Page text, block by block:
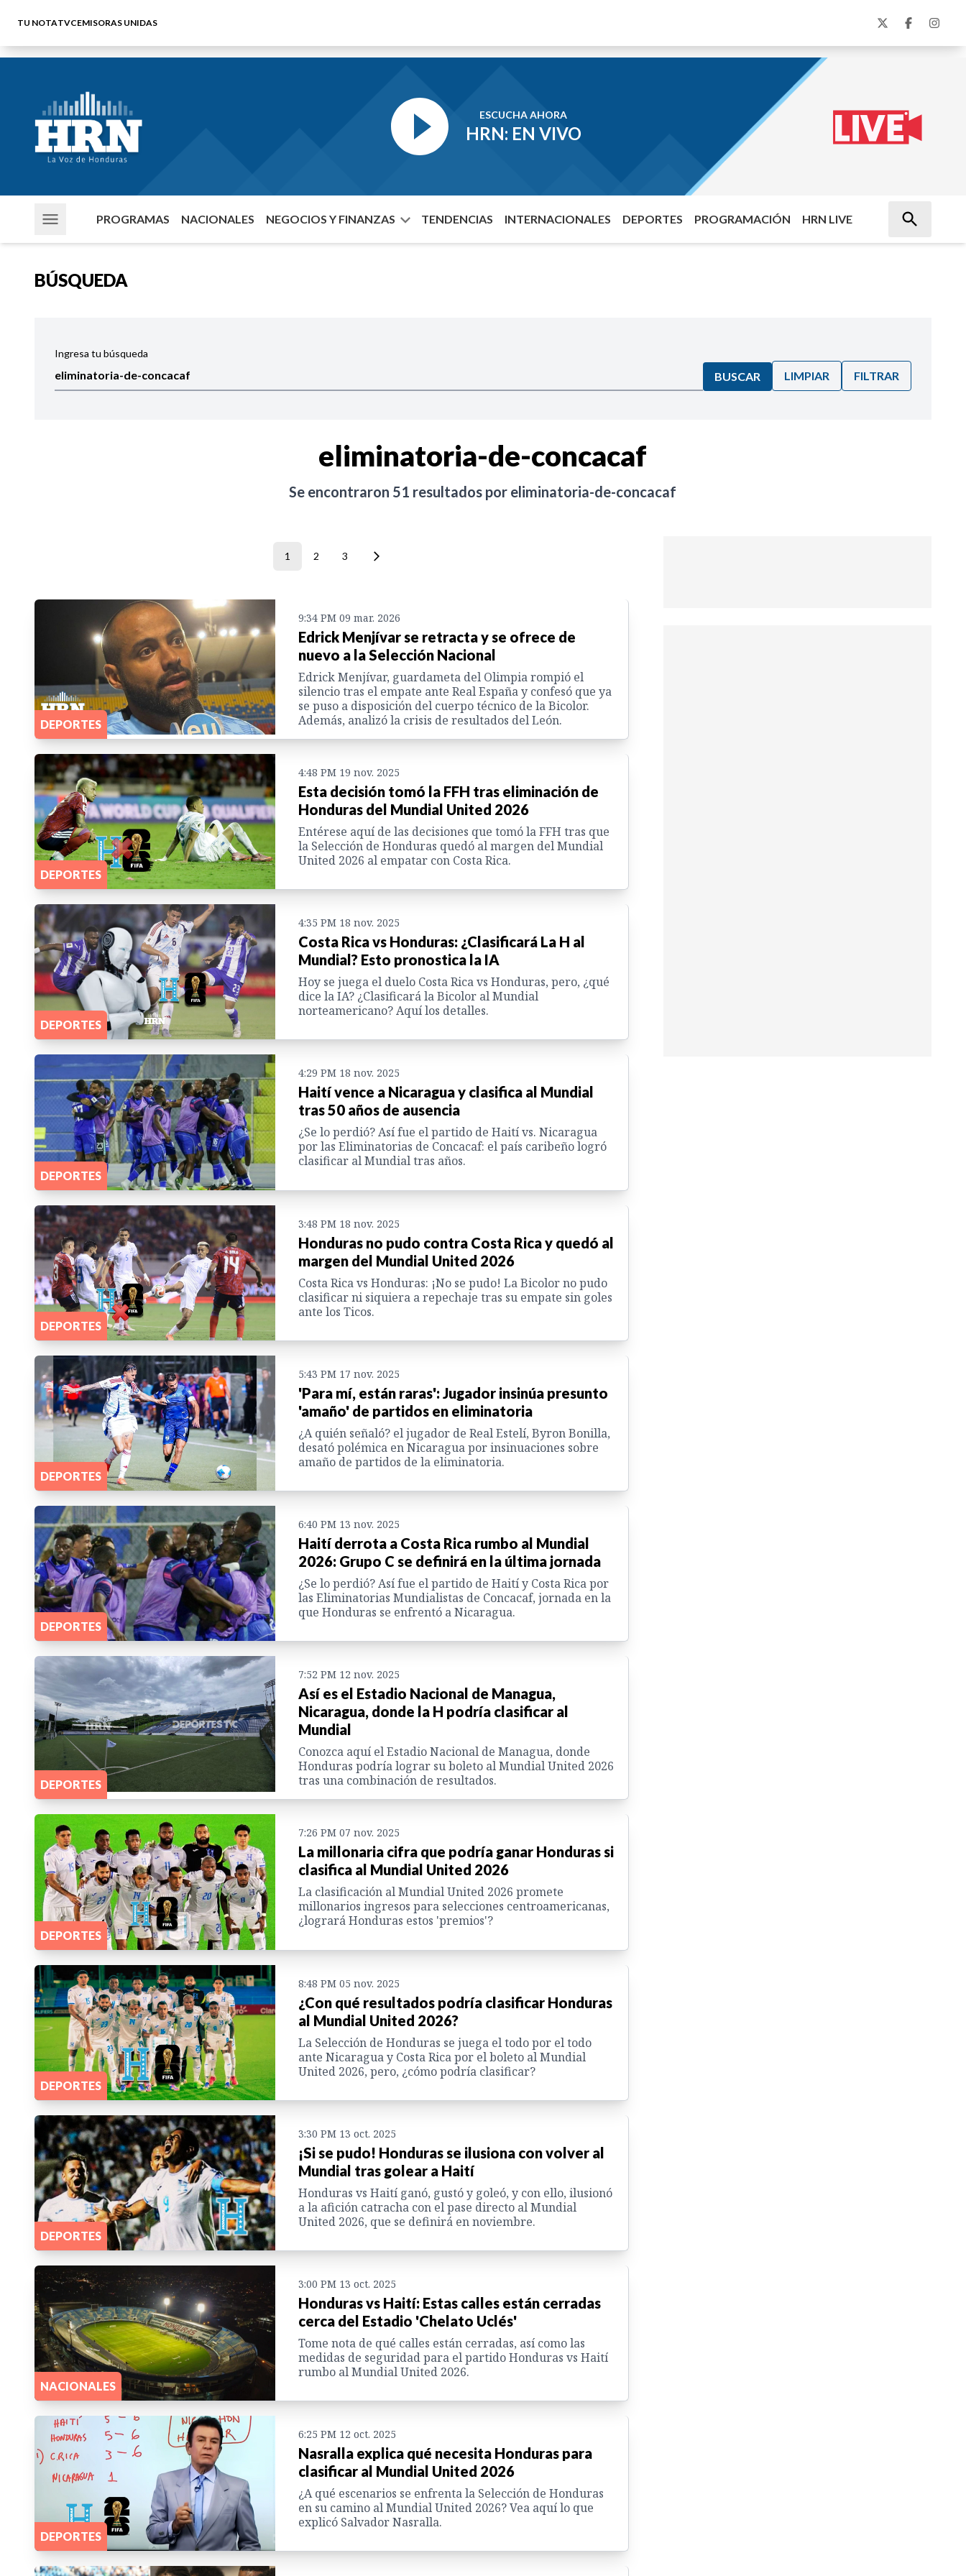
TU NOTATVCEMISORAS UNIDAS
ESCUCHA AHORA
HRN: EN VIVO
PROGRAMAS NACIONALES NEGOCIOS Y FINANZAS TENDENCIAS INTERNACIONALES DEPORTES PROGRAMACIÓN HRN LIVE
BÚSQUEDA
Ingresa tu búsqueda
BUSCAR LIMPIAR FILTRAR
eliminatoria-de-concacaf
Se encontraron 51 resultados por eliminatoria-de-concacaf
1 2 3
DEPORTES
9:34 PM 09 mar. 2026
Edrick Menjívar se retracta y se ofrece de
nuevo a la Selección Nacional
Edrick Menjívar, guardameta del Olimpia rompió el
silencio tras el empate ante Real España y confesó que ya
se puso a disposición del cuerpo técnico de la Bicolor.
Además, analizó la crisis de resultados del León.
DEPORTES
4:48 PM 19 nov. 2025
Esta decisión tomó la FFH tras eliminación de
Honduras del Mundial United 2026
Entérese aquí de las decisiones que tomó la FFH tras que
la Selección de Honduras quedó al margen del Mundial
United 2026 al empatar con Costa Rica.
DEPORTES
4:35 PM 18 nov. 2025
Costa Rica vs Honduras: ¿Clasificará La H al
Mundial? Esto pronostica la IA
Hoy se juega el duelo Costa Rica vs Honduras, pero, ¿qué
dice la IA? ¿Clasificará la Bicolor al Mundial
norteamericano? Aquí los detalles.
DEPORTES
4:29 PM 18 nov. 2025
Haití vence a Nicaragua y clasifica al Mundial
tras 50 años de ausencia
¿Se lo perdió? Así fue el partido de Haití vs. Nicaragua
por las Eliminatorias de Concacaf: el país caribeño logró
clasificar al Mundial tras años.
DEPORTES
3:48 PM 18 nov. 2025
Honduras no pudo contra Costa Rica y quedó al
margen del Mundial United 2026
Costa Rica vs Honduras: ¡No se pudo! La Bicolor no pudo
clasificar ni siquiera a repechaje tras su empate sin goles
ante los Ticos.
DEPORTES
5:43 PM 17 nov. 2025
'Para mí, están raras': Jugador insinúa presunto
'amaño' de partidos en eliminatoria
¿A quién señaló? el jugador de Real Estelí, Byron Bonilla,
desató polémica en Nicaragua por insinuaciones sobre
amaño de partidos de la eliminatoria.
DEPORTES
6:40 PM 13 nov. 2025
Haití derrota a Costa Rica rumbo al Mundial
2026: Grupo C se definirá en la última jornada
¿Se lo perdió? Así fue el partido de Haití y Costa Rica por
las Eliminatorias Mundialistas de Concacaf, jornada en la
que Honduras se enfrentó a Nicaragua.
DEPORTES
7:52 PM 12 nov. 2025
Así es el Estadio Nacional de Managua,
Nicaragua, donde la H podría clasificar al
Mundial
Conozca aquí el Estadio Nacional de Managua, donde
Honduras podría lograr su boleto al Mundial United 2026
tras una combinación de resultados.
DEPORTES
7:26 PM 07 nov. 2025
La millonaria cifra que podría ganar Honduras si
clasifica al Mundial United 2026
La clasificación al Mundial United 2026 promete
millonarios ingresos para selecciones centroamericanas,
¿logrará Honduras estos 'premios'?
DEPORTES
8:48 PM 05 nov. 2025
¿Con qué resultados podría clasificar Honduras
al Mundial United 2026?
La Selección de Honduras se juega el todo por el todo
ante Nicaragua y Costa Rica por el boleto al Mundial
United 2026, pero, ¿cómo podría clasificar?
DEPORTES
3:30 PM 13 oct. 2025
¡Si se pudo! Honduras se ilusiona con volver al
Mundial tras golear a Haití
Honduras vs Haití ganó, gustó y goleó, y con ello, ilusionó
a la afición catracha con el pase directo al Mundial
United 2026, que se definirá en noviembre.
NACIONALES
3:00 PM 13 oct. 2025
Honduras vs Haití: Estas calles están cerradas
cerca del Estadio 'Chelato Uclés'
Tome nota de qué calles están cerradas, así como las
medidas de seguridad para el partido Honduras vs Haití
rumbo al Mundial United 2026.
DEPORTES
6:25 PM 12 oct. 2025
Nasralla explica qué necesita Honduras para
clasificar al Mundial United 2026
¿A qué escenarios se enfrenta la Selección de Honduras
en su camino al Mundial United 2026? Vea aquí lo que
explicó Salvador Nasralla.